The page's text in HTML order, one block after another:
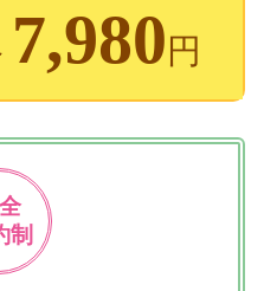
7,980 円
制